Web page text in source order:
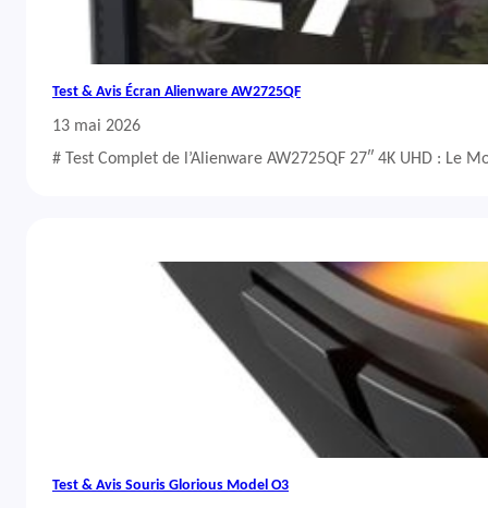
Test & Avis Écran Alienware AW2725QF
13 mai 2026
# Test Complet de l’Alienware AW2725QF 27″ 4K UHD : Le
Test & Avis Souris Glorious Model O3